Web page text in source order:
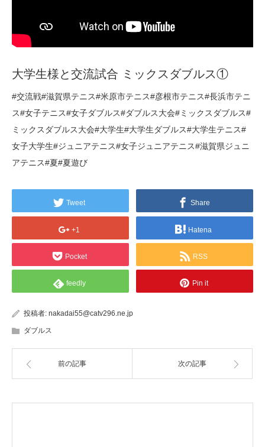
大学生様と交流試合 ミックスダブルス①
#交流戦#滋賀県テニス#米原市テニス#彦根市テニス#長浜市テニ
ス#女子テニス#女子ダブルス#ダブルス大会#ミックスダブルス#
ミックスダブルス大会#大学生#大学生ダブルス#大学生テニス#
女子大学生#ジュニアテニス#女子ジュニアテニス#滋賀県ジュニ
アテニス#夏#夏遊び
Tweet Share
+1 Hatena
Pocket RSS
feedly Pin it
投稿者: nakadai55@catv296.ne.jp
ダブルス
前の記事 次の記事